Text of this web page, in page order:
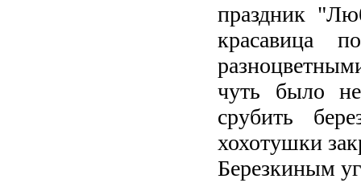
праздник
красавица
чуть было
срубить
хохотушки
Березкиным